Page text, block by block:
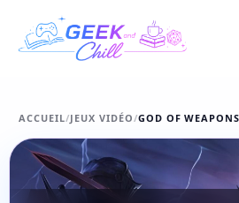
ACCUEIL/JEUX VIDÉO/GOD OF WEAPONS